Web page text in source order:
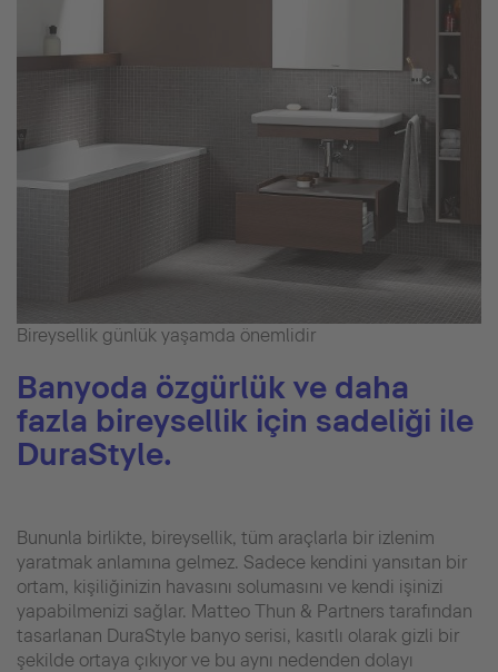
Bireysellik günlük yaşamda önemlidir
Banyoda özgürlük ve daha
fazla bireysellik için sadeliği ile
DuraStyle.
Bununla birlikte, bireysellik, tüm araçlarla bir izlenim
yaratmak anlamına gelmez. Sadece kendini yansıtan bir
ortam, kişiliğinizin havasını solumasını ve kendi işinizi
yapabilmenizi sağlar. Matteo Thun & Partners tarafından
tasarlanan DuraStyle banyo serisi, kasıtlı olarak gizli bir
şekilde ortaya çıkıyor ve bu aynı nedenden dolayı